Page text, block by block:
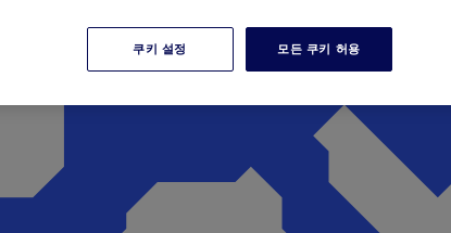
쿠키 설정 모든 쿠키 허용